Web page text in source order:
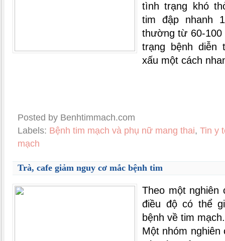
tình trạng khó
tim đập nhanh
thường từ 60-100
trạng bệnh diễn
xấu một cách
Posted by Benhtimmach.com
Labels: Bệnh tim mạch và phụ nữ mang thai, Tin y
mạch
Trà, cafe giảm nguy cơ mắc bệnh tim
Theo một nghiên
điều độ có thể
bệnh về tim mạch.
Một nhóm